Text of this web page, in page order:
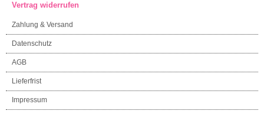
Vertrag widerrufen
Zahlung & Versand
Datenschutz
AGB
Lieferfrist
Impressum